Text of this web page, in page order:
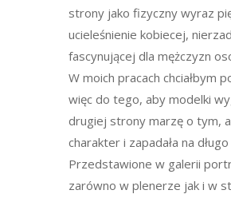
strony jako fizyczny wyraz
ucieleśnienie kobiecej,
fascynującej dla mężczyzn
W moich pracach chciałbym
więc do tego, aby modelki
drugiej strony marzę o tym,
charakter i zapadała na
Przedstawione w galerii
zarówno w plenerze jak i w